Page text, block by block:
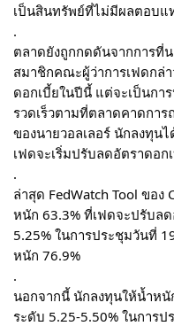
เป็นสินทรัพย์ที่ไม่มีผลตอบแ
.
ตลาดยังถูกกดดันจากการที่
สมาชิกคณะผู้ว่าการเฟดกล่
ดอกเบี้ยในปีนี้ แต่จะเป็นกา
รวดเร็วตามที่ตลาดคาดกา
ของนายวอลเลอร์ นักลงทุ
เฟดจะเริ่มปรับลดอัตราดอก
.
ล่าสุด FedWatch Tool ของ
หนัก 63.3% ที่เฟดจะปรับล
5.25% ในการประชุมวันที่
หนัก 76.9%
.
นอกจากนี้ นักลงทุนให้น้ำหนั
ระดับ 5.25-5.50% ในการ